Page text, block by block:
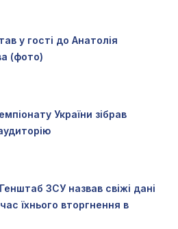
у гості до Анатолія
(фото)
України зібрав
ЗСУ назвав свіжі дані
їхнього вторгнення в